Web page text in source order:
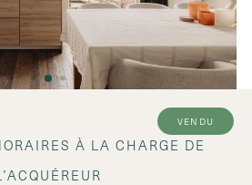
vendu
À LA CHARGE DE